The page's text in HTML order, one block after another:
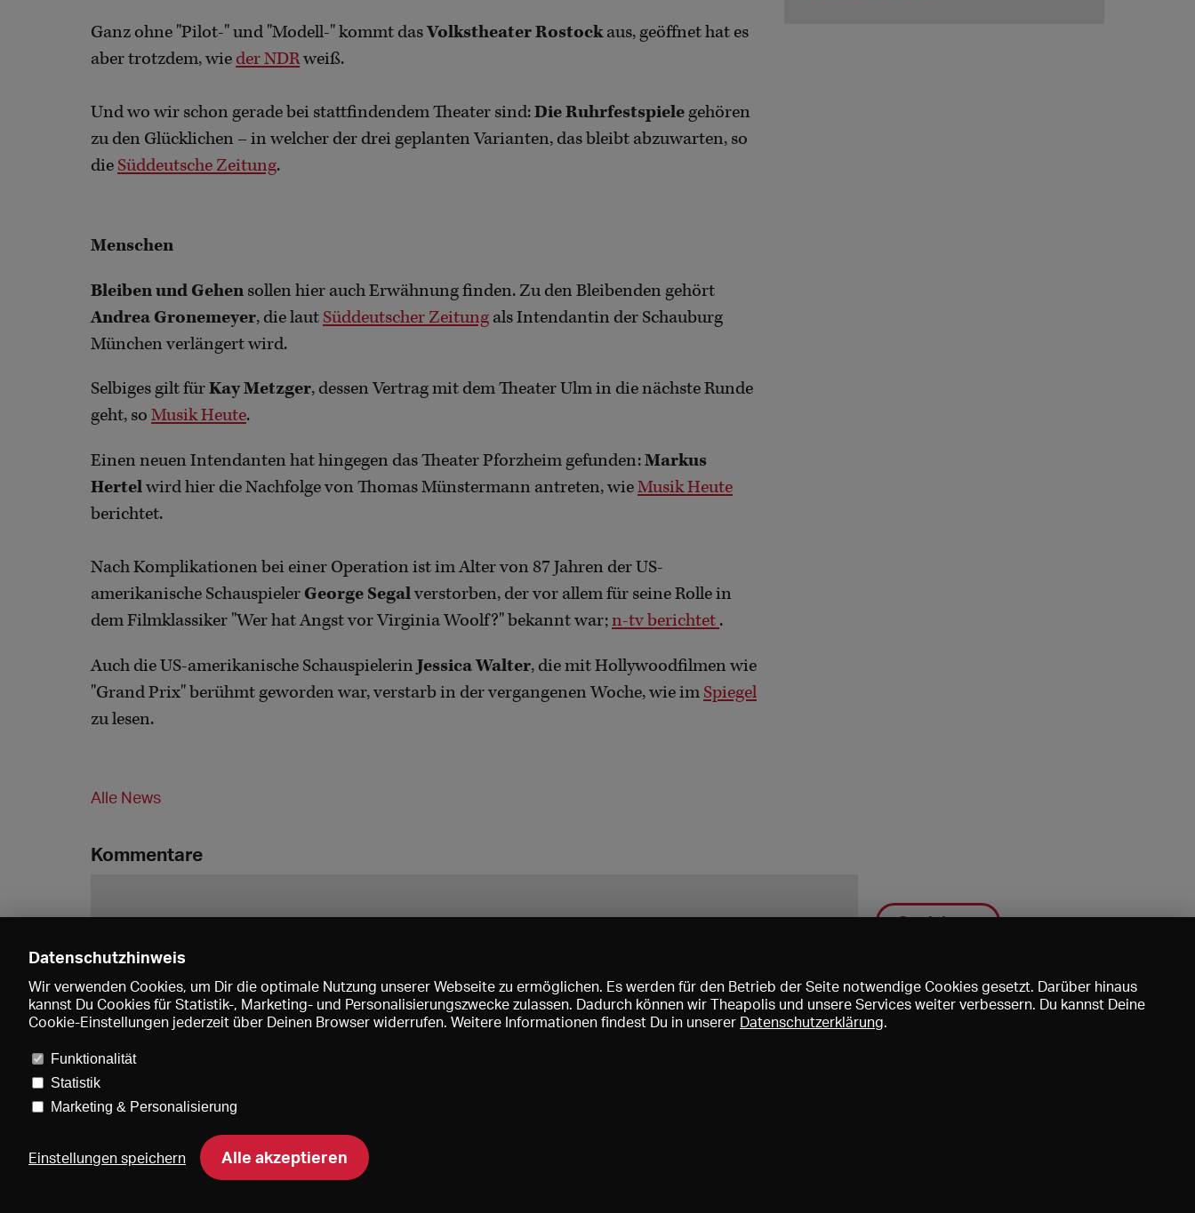
Ganz ohne "Pilot-" und "Modell-" kommt dasVolkstheater Rostockaus, geöffnet hat es
aber trotzdem, wie der NDRweiß.
Und wo wir schon gerade bei stattfindendem Theater sind:Die Ruhrfestspiele gehören
zu den Glücklichen – in welcher der drei geplanten Varianten, das bleibt abzuwarten, so
die Süddeutsche Zeitung.
Menschen
Bleiben und Gehen sollen hier auch Erwähnung finden. Zu den Bleibenden gehört
Andrea Gronemeyer, die laut Süddeutscher Zeitung als Intendantin der Schauburg
München verlängert wird.
Selbiges gilt fürKay Metzger, dessen Vertrag mit dem Theater Ulm in die nächste Runde
geht, so Musik Heute.
Einen neuen Intendanten hat hingegen das Theater Pforzheim gefunden:Markus
Hertelwird hier die Nachfolge von Thomas Münstermann antreten, wieMusik Heute
berichtet.
Nach Komplikationen bei einer Operation ist im Alter von 87 Jahren der US-
amerikanische Schauspieler George Segalverstorben, der vor allem für seine Rolle in
dem Filmklassiker "Wer hat Angst vor Virginia Woolf?" bekannt war;n-tv berichtet .
Auch die US-amerikanische Schauspielerin Jessica Walter, die mit Hollywoodfilmen wie
"Grand Prix" berühmt geworden war, verstarb in der vergangenen Woche, wie im Spiegel
zu lesen.
Alle News
Kommentare
Speichern
Datenschutzhinweis
Wir verwenden Cookies, um Dir die optimale Nutzung unserer Webseite zu ermöglichen. Es werden für den Betrieb der Seite notwendige Cookies gesetzt. Darüber hinaus
kannst Du Cookies für Statistik-, Marketing- und Personalisierungszwecke zulassen. Dadurch können wir Theapolis und unsere Services weiter verbessern. Du kannst Deine
Cookie-Einstellungen jederzeit über Deinen Browser widerrufen. Weitere Informationen findest Du in unserer Datenschutzerklärung.
Funktionalität
Statistik
Marketing & Personalisierung
Einstellungen speichern Alle akzeptieren